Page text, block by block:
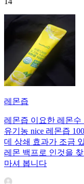
레몬즙
레몬즙 이요한 레몬
유기농 nice 레몬즙
데 상쇄 효과가 조금
레몬 백프로 인것을
마셔 봅니다